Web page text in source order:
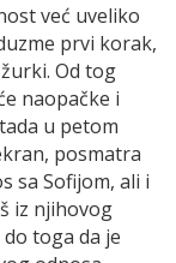
već uveliko
prvi korak,
Od tog
naopačke i
u petom
posmatra
sa Sofijom, ali i
iz njihovog
toga da je